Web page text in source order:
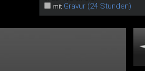
mit Gravur (24 Stunden)